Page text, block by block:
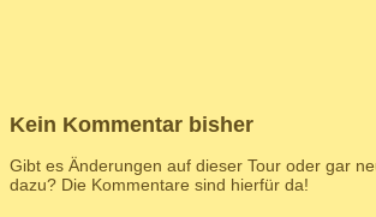
Kein Kommentar bisher
Gibt es Änderungen auf dieser Tour oder gar
dazu? Die Kommentare sind hierfür da!